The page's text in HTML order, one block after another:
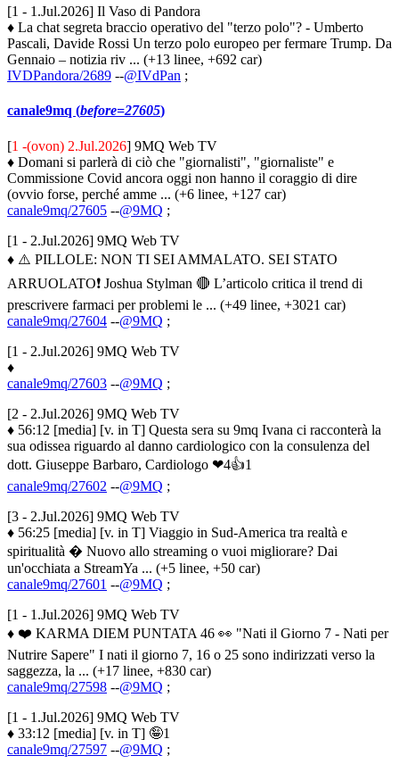
[1 - 1.Jul.2026] Il Vaso di Pandora
♦ La chat segreta braccio operativo del "terzo polo"? - Umberto
Pascali, Davide Rossi Un terzo polo europeo per fermare Trump. Da
Gennaio – notizia riv ... (+13 linee, +692 car)
IVDPandora/2689 --@IVdPan ;
canale9mq (before=27605)
[1 -(ovon) 2.Jul.2026] 9MQ Web TV
♦ Domani si parlerà di ciò che "giornalisti", "giornaliste" e
Commissione Covid ancora oggi non hanno il coraggio di dire
(ovvio forse, perché amme ... (+6 linee, +127 car)
canale9mq/27605 --@9MQ ;
[1 - 2.Jul.2026] 9MQ Web TV
♦ ⚠️ PILLOLE: NON TI SEI AMMALATO. SEI STATO
ARRUOLATO❗️ Joshua Stylman 🔴 L’articolo critica il trend di
prescrivere farmaci per problemi le ... (+49 linee, +3021 car)
canale9mq/27604 --@9MQ ;
[1 - 2.Jul.2026] 9MQ Web TV
♦
canale9mq/27603 --@9MQ ;
[2 - 2.Jul.2026] 9MQ Web TV
♦ 56:12 [media] [v. in T] Questa sera su 9mq Ivana ci racconterà la
sua odissea riguardo al danno cardiologico con la consulenza del
dott. Giuseppe Barbaro, Cardiologo ❤4👍1
canale9mq/27602 --@9MQ ;
[3 - 2.Jul.2026] 9MQ Web TV
♦ 56:25 [media] [v. in T] Viaggio in Sud-America tra realtà e
spiritualità � Nuovo allo streaming o vuoi migliorare? Dai
un'occhiata a StreamYa ... (+5 linee, +50 car)
canale9mq/27601 --@9MQ ;
[1 - 1.Jul.2026] 9MQ Web TV
♦ ❤️ KARMA DIEM PUNTATA 46 👀 "Nati il Giorno 7 - Nati per
Nutrire Sapere" ​I nati il giorno 7, 16 o 25 sono indirizzati verso la
saggezza, la ... (+17 linee, +830 car)
canale9mq/27598 --@9MQ ;
[1 - 1.Jul.2026] 9MQ Web TV
♦ 33:12 [media] [v. in T] 🤪1
canale9mq/27597 --@9MQ ;